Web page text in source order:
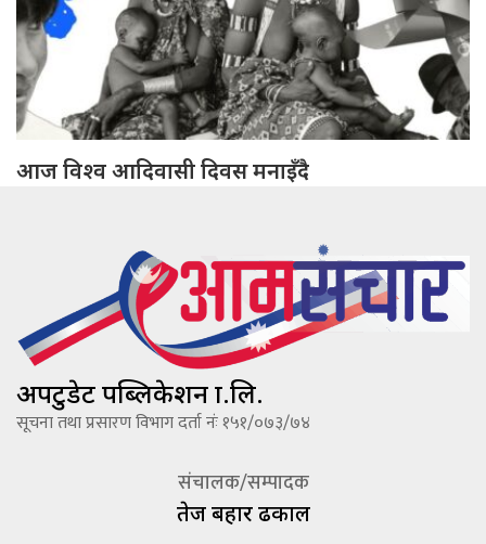
आज विश्व आदिवासी दिवस मनाइँदै
अपटुडेट पब्लिकेशन प्रा.लि.
सूचना तथा प्रसारण विभाग दर्ता नंः १५१/०७३/७४
संचालक/सम्पादक
तेज बहादूर ढकाल